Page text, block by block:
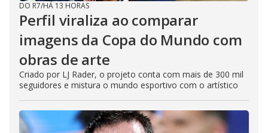
DO R7/HÁ 13 HORAS
Perfil viraliza ao comparar
imagens da Copa do Mundo com
obras de arte
Criado por LJ Rader, o projeto conta com mais de 300 mil
seguidores e mistura o mundo esportivo com o artístico